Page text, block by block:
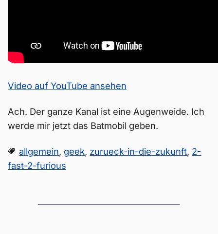
Video auf YouTube ansehen
Ach. Der ganze Kanal ist eine Augenweide. Ich
werde mir jetzt das Batmobil geben.
allgemein, geek, zurueck-in-die-zukunft, 2-
fast-2-furious